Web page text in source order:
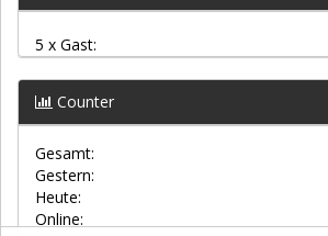
5 x Gast:
Counter
Gesamt:
Gestern:
Heute:
Online: